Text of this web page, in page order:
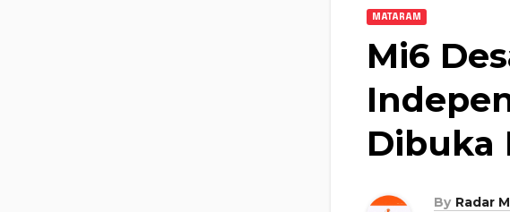
MATARAM
Mi6
Dibuka
By Radar